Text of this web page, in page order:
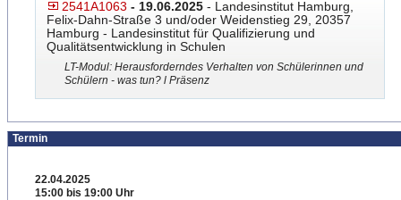
2541A1063 - 19.06.2025 - Landesinstitut Hamburg,
Felix-Dahn-Straße 3 und/oder Weidenstieg 29, 20357
Hamburg - Landesinstitut für Qualifizierung und
Qualitätsentwicklung in Schulen
LT-Modul: Herausforderndes Verhalten von Schülerinnen und
Schülern - was tun? l Präsenz
Termin
22.04.2025
15:00 bis 19:00 Uhr